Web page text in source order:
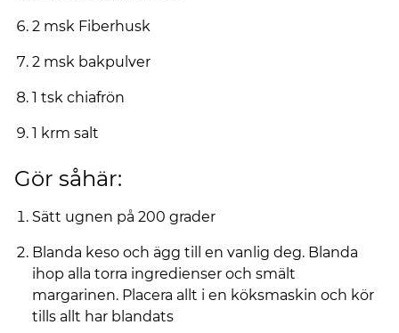
2 msk Fiberhusk
2 msk bakpulver
1 tsk chiafrön
1 krm salt
Gör såhär:
Sätt ugnen på 200 grader
Blanda keso och ägg till en vanlig deg. Blanda
ihop alla torra ingredienser och smält
margarinen. Placera allt i en köksmaskin och kör
tills allt har blandats